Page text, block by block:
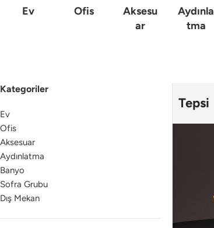
Ev Ofis
Aksesu
Ar
Aydınla
Tma
Kategoriler
Ev
Ofis
Aksesuar
Aydınlatma
Banyo
Sofra Grubu
Dış Mekan
Tepsi